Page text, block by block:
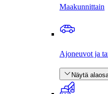
Maakunnittain
Ajoneuvot ja
Näytä